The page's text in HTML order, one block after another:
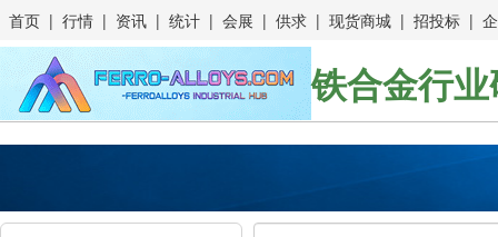
首页 | 行情 | 资讯 | 统计 | 会展 | 供求 | 现货商城 | 招投标 |
铁合金行